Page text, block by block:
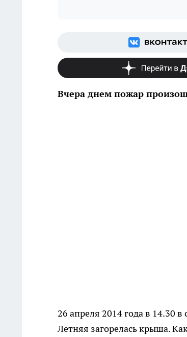
Вчера днем пожар
26 апреля 2014 года в 14.30
Летняя загорелась крыша.